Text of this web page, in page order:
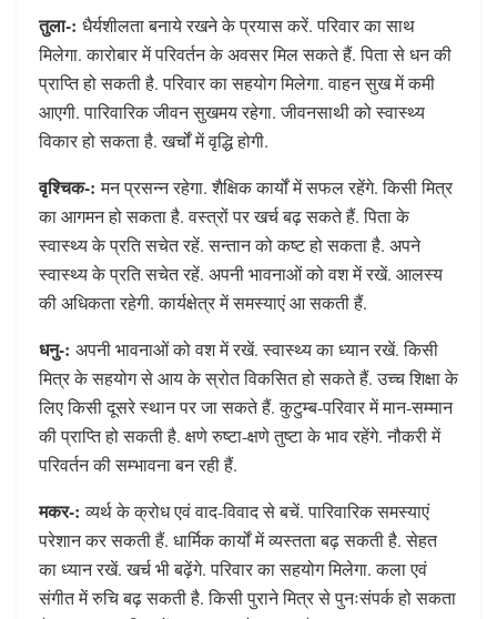
तुला-: धैर्यशीलता बनाये रखने के प्रयास करें. परिवार का साथ
मिलेगा. कारोबार में परिवर्तन के अवसर मिल सकते हैं. पिता से धन की
प्राप्ति‍ हो सकती है. परिवार का सहयोग मिलेगा. वाहन सुख में कमी
आएगी. पारिवारिक जीवन सुखमय रहेगा. जीवनसाथी को स्वास्थ्‍य
विकार हो सकता है. खर्चों में वृद्धि होगी.
वृश्चिक-: मन प्रसन्न रहेगा. शैक्षिक कार्यों में सफल रहेंगे. किसी मित्र
का आगमन हो सकता है. वस्त्रों पर खर्च बढ़ सकते हैं. पिता के
स्वास्थ्‍य के प्रति सचेत रहें. सन्तान को कष्ट हो सकता है. अपने
स्वास्थ्‍य के प्रति सचेत रहें. अपनी भावनाओं को वश में रखें. आलस्य
की अधिकता रहेगी. कार्यक्षेत्र में समस्‍याएं आ सकती हैं.
धनु-: अपनी भावनाओं को वश में रखें. स्वास्थ्‍य का ध्यान रखें. किसी
मित्र के सहयोग से आय के स्रोत विकसित हो सकते हैं. उच्च शिक्षा के
लिए किसी दूसरे स्थान पर जा सकते हैं. कुटुम्ब-परिवार में मान-सम्मान
की प्राप्ति हो सकती है. क्षणे रुष्टा-क्षणे तुष्टा के भाव रहेंगे. नौकरी में
परिवर्तन की सम्भावना बन रही हैं.
मकर-:व्यर्थ के क्रोध एवं वाद-विवाद से बचें. पारिवारिक समस्याएं
परेशान कर सकती हैं. धार्मिक कार्यों में व्यस्तता बढ़ सकती है. सेहत
का ध्यान रखें. खर्च भी बढ़ेंगे. परिवार का सहयोग मिलेगा. कला एवं
संगीत में रुचि बढ़ सकती है. किसी पुराने मित्र से पुनःसंपर्क हो सकता